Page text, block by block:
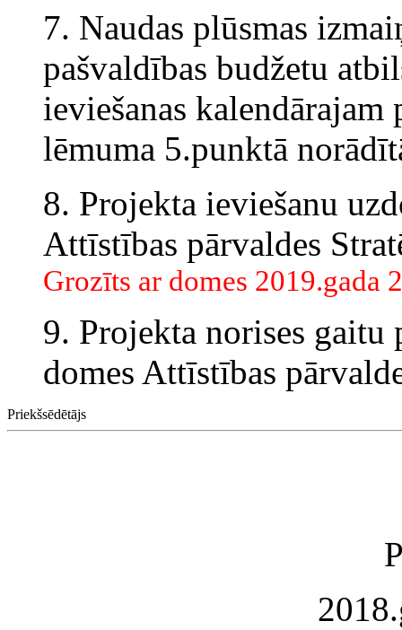
7. Naudas plūsmas
pašvaldības budžetu
ieviešanas
lēmuma 5.punktā
8. Projekta ieviešanu
Attīstības pārvaldes
Grozīts ar domes 2019.gada
9. Projekta norises gaitu
domes Attīstības
Priekšsēdētājs